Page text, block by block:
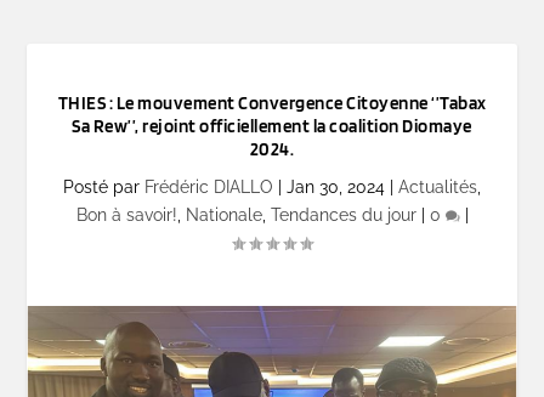
THIES : Le mouvement Convergence Citoyenne ‘’Tabax
Sa Rew’’, rejoint officiellement la coalition Diomaye
2024.
Posté par Frédéric DIALLO Jan 30, 2024 Actualités
Bon à savoir!
Nationale, Tendances du jour| 0 |